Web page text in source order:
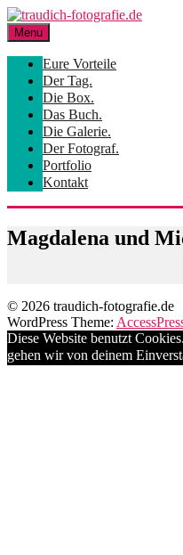
Skip
to
content
Menu
Eure Vorteile
Der Tag.
Die Box.
Das Buch.
Die Galerie.
Der Fotograf.
Portfolio
Kontakt
Magdalena und
© 2026 traudich-fotografie.de
WordPress Theme:
Diese Website benutzt
gehen wir von deinem